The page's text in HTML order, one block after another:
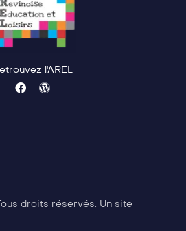
l'AREL
droits réservés. Un site